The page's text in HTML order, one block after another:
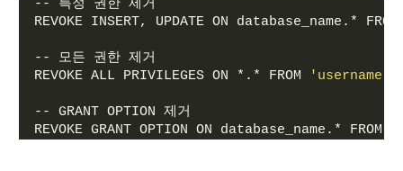
-- 특정 권한 제거
REVOKE INSERT, UPDATE ON database_name.*
-- 모든 권한 제거
REVOKE ALL PRIVILEGES ON *.* FROM
'username'
-- GRANT OPTION 제거
REVOKE GRANT OPTION ON database_name.* FROM